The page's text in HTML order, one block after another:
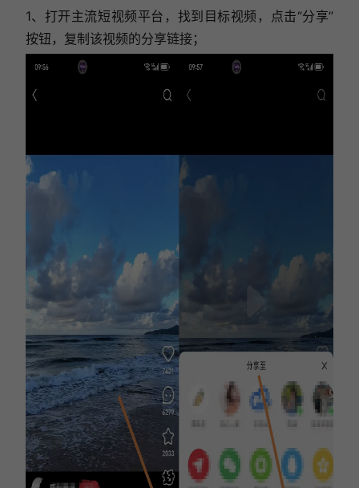
1、打开主流短视频平台，找到目标视频，点击“分享”
按钮，复制该视频的分享链接；